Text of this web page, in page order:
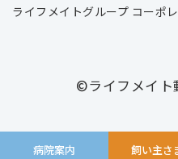
病院案内 飼い主さ
ライフメイトグループ コーポ
©ライフメイト